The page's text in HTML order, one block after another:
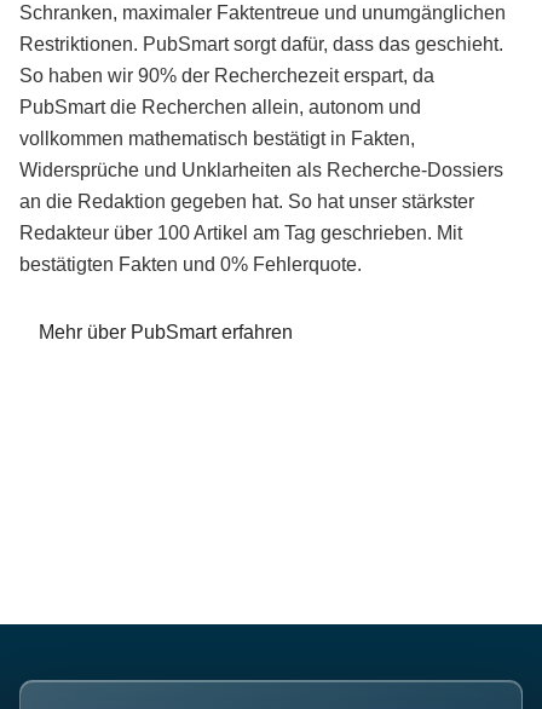
Schranken, maximaler Faktentreue und unumgänglichen
Restriktionen. PubSmart sorgt dafür, dass das geschieht.
So haben wir 90% der Recherchezeit erspart, da
PubSmart die Recherchen allein, autonom und
vollkommen mathematisch bestätigt in Fakten,
Widersprüche und Unklarheiten als Recherche-Dossiers
an die Redaktion gegeben hat. So hat unser stärkster
Redakteur über 100 Artikel am Tag geschrieben. Mit
bestätigten Fakten und 0% Fehlerquote.
Mehr über PubSmart erfahren